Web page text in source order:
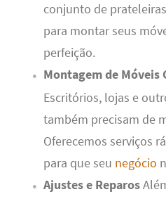
conjunto de
para montar seus
perfeição.
Montagem de Móveis
Escritórios, lojas e
também precisam de
Oferecemos serviços
para que seu negócio
Ajustes e Reparos